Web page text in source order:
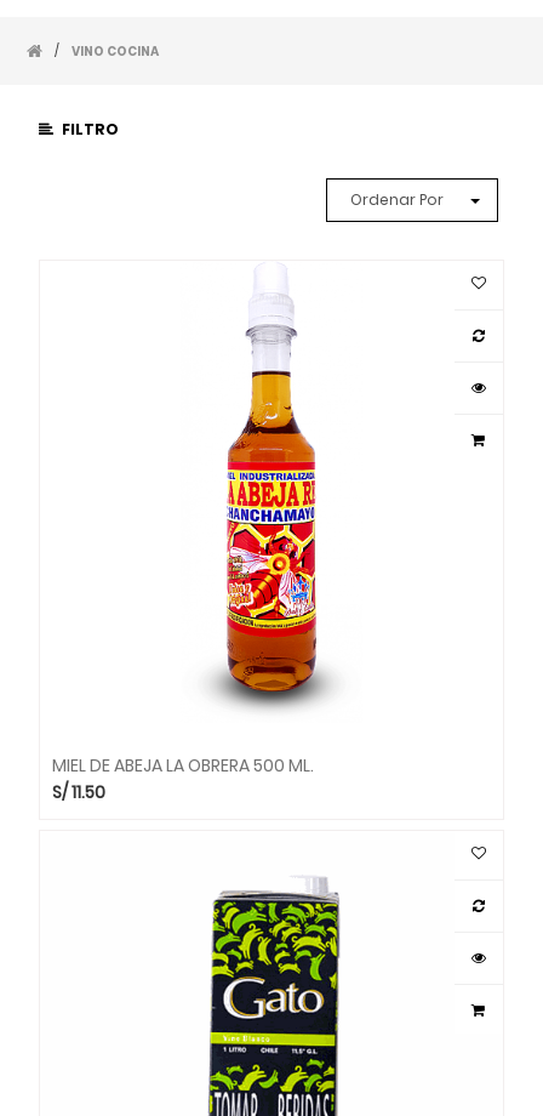
/ VINO COCINA
FILTRO
Ordenar Por
MIEL DE ABEJA LA OBRERA 500 ML.
S/11.50